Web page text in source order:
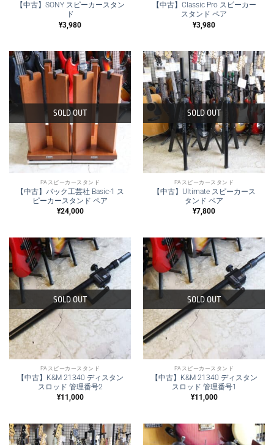
【中古】SONY スピーカースタン
ド
¥3,980
【中古】Classic Pro スピーカー
スタンド ペア
¥3,980
SOLD OUT
PAスピーカースタンド
【中古】バック工芸社 Basic-1 ス
ピーカースタンド ペア
¥24,000
SOLD OUT
PAスピーカースタンド
【中古】Ultimate スピーカース
タンド ペア
¥7,800
SOLD OUT
PAスピーカースタンド
【中古】K&M 21340 ディスタン
スロッド 管理番号2
¥11,000
SOLD OUT
PAスピーカースタンド
【中古】K&M 21340 ディスタン
スロッド 管理番号1
¥11,000